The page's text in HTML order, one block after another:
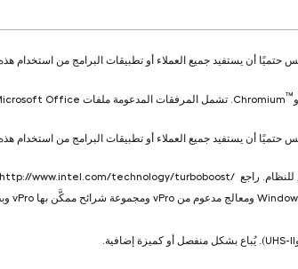
أن يستفيد جميع العملاء أو تطبيقات البرامج من استخدام هذه
™
أن يستفيد جميع العملاء أو تطبيقات البرامج من استخدام هذه